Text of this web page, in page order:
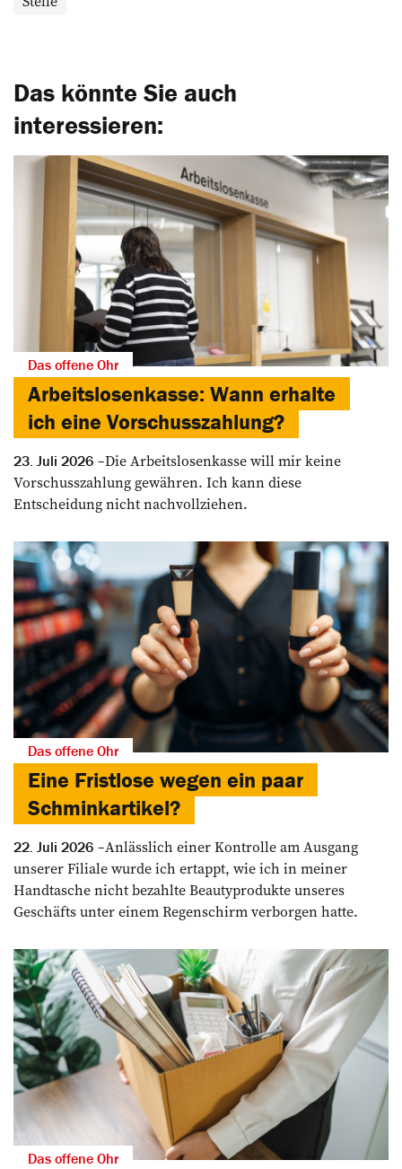
Das könnte Sie auch
interessieren:
Das offene Ohr
Arbeitslosenkasse: Wann erhalte
ich eine Vorschusszahlung?
23. Juli 2026
Die Arbeitslosenkasse will mir keine
Vorschusszahlung gewähren. Ich kann diese
Entscheidung nicht nachvollziehen.
Das offene Ohr
Eine Fristlose wegen ein paar
Schminkartikel?
22. Juli 2026
Anlässlich einer Kontrolle am Ausgang
unserer Filiale wurde ich ertappt, wie ich in meiner
Handtasche nicht bezahlte Beautyprodukte unseres
Geschäfts unter einem Regenschirm verborgen hatte.
Das offene Ohr